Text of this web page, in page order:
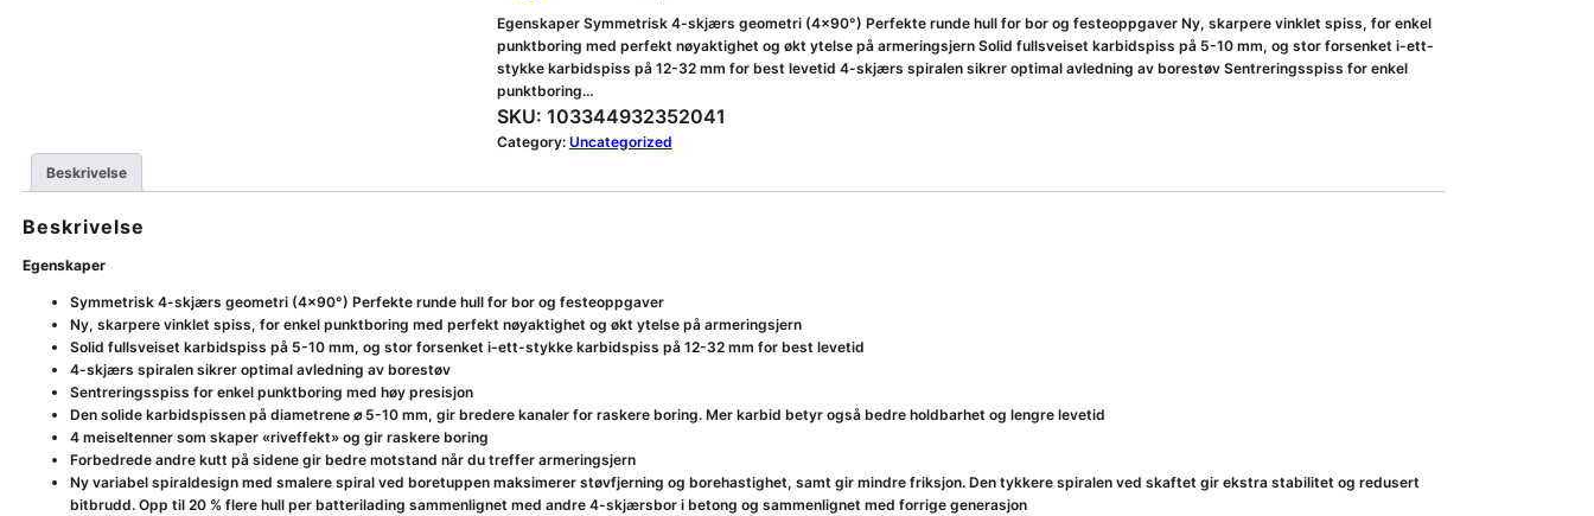
Egenskaper Symmetrisk 4-skjærs geometri (4×90°) Perfekte runde hull for bor og festeoppgaver Ny, skarpere vinklet spiss, for enkel
punktboring med perfekt nøyaktighet og økt ytelse på armeringsjern Solid fullsveiset karbidspiss på 5-10 mm, og stor forsenket i-ett-
stykke karbidspiss på 12-32 mm for best levetid 4-skjærs spiralen sikrer optimal avledning av borestøv Sentreringsspiss for enkel
punktboring…
SKU: 103344932352041
Category: Uncategorized
Beskrivelse
Beskrivelse
Egenskaper
Symmetrisk 4-skjærs geometri (4×90°) Perfekte runde hull for bor og festeoppgaver
Ny, skarpere vinklet spiss, for enkel punktboring med perfekt nøyaktighet og økt ytelse på armeringsjern
Solid fullsveiset karbidspiss på 5-10 mm, og stor forsenket i-ett-stykke karbidspiss på 12-32 mm for best levetid
4-skjærs spiralen sikrer optimal avledning av borestøv
Sentreringsspiss for enkel punktboring med høy presisjon
Den solide karbidspissen på diametrene ⌀ 5-10 mm, gir bredere kanaler for raskere boring. Mer karbid betyr også bedre holdbarhet og lengre levetid
4 meiseltenner som skaper «riveffekt» og gir raskere boring
Forbedrede andre kutt på sidene gir bedre motstand når du treffer armeringsjern
Ny variabel spiraldesign med smalere spiral ved boretuppen maksimerer støvfjerning og borehastighet, samt gir mindre friksjon. Den tykkere spiralen ved skaftet gir ekstra stabilitet og redusert
bitbrudd. Opp til 20 % flere hull per batterilading sammenlignet med andre 4-skjærsbor i betong og sammenlignet med forrige generasjon